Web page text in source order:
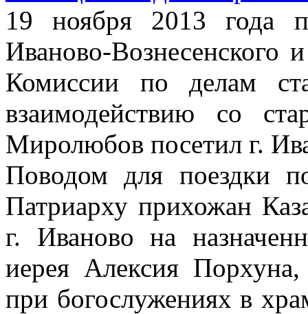
19 ноября 2013 года
Иваново-Вознесенского
Комиссии по делам
взаимодействию со
Миролюбов посетил г.
Поводом для поездки
Патриарху прихожан
г. Иваново на
иерея Алексия
при богослужениях в